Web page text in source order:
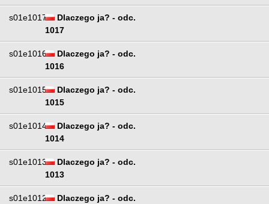
s01e1017
Dlaczego ja? - odc.
1017
s01e1016
Dlaczego ja? - odc.
1016
s01e1015
Dlaczego ja? - odc.
1015
s01e1014
Dlaczego ja? - odc.
1014
s01e1013
Dlaczego ja? - odc.
1013
s01e1012
Dlaczego ja? - odc.